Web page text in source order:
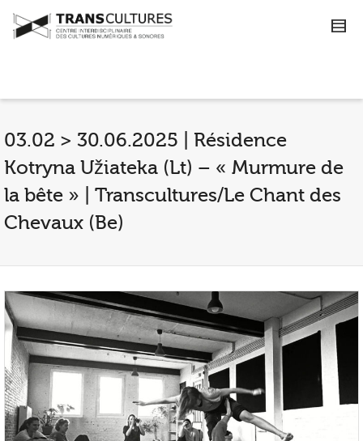
03.02 > 30.06.2025 | Résidence
Kotryna Užiateka (Lt) – « Murmure de
la bête » | Transcultures/Le Chant des
Chevaux (Be)